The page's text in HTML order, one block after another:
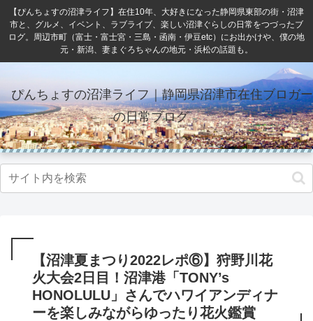
【ぴんちょすの沼津ライフ】在住10年、大好きになった静岡県東部の街・沼津
市と、グルメ、イベント、ラブライブ、楽しい沼津ぐらしの日常をつづったブ
ログ。周辺市町（富士・富士宮・三島・函南・伊豆etc）にお出かけや、僕の地
元・新潟、妻まぐろちゃんの地元・浜松の話題も。
ぴんちょすの沼津ライフ｜静岡県沼津市在住ブロガー
の日常ブログ
【沼津夏まつり2022レポ⑥】狩野川花
火大会2日目！沼津港「TONY’s
HONOLULU」さんでハワイアンディナ
ーを楽しみながらゆったり花火鑑賞